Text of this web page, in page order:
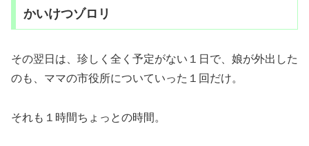
かいけつゾロリ
その翌日は、珍しく全く予定がない１日で、娘が外出した
のも、ママの市役所についていった１回だけ。
それも１時間ちょっとの時間。